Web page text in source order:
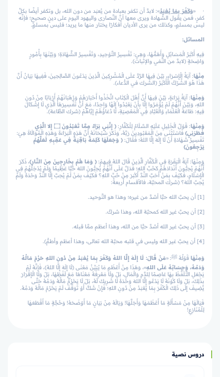
· «وَكَفَرَ بِمَا يُعْبَدُ»: لابدَّ أن تكفر بعبادة من يُعبَد من دون الله، بل وتكفر أيضًا بكلِّ
كفرٍ، فمن يقول الشَّهادة ويرى معها أنَّ النَّصارى واليهود اليوم على دينٍ صحيحٍ؛ فإنَّه
ليس بمسلمٍ، وكذلك من يرى الأديان أفكارًا يختار منها ما يريد؛ فليس بمسلمٍ.
المسائل:
فِيهِ أَكْبَرُ الْمَسَائِلِ وَأَهَمُّهَا، وَهِيَ: تَفْسِيرُ التَّوْحِيدِ، وَتَفْسِيرُ الشَّهَادَةِ؛ وَبَيَّنَهَا بِأُمُورٍ
وَاضِحَةٍ (لابدَّ من النَّفي والإثبات).
مِنْهَا: آيَةُ الْإِسْرَاءِ، بَيَّنَ فِيهَا الرَّدَّ عَلَى الْمُشْرِكِينَ الَّذِينَ يَدْعُونَ الصَّالِحِينَ، فَفِيهَا بَيَانُ أَنَّ
هَذَا هُوَ الشِّرْكُ الْأَكْبَرُ (الشِّرك في الدُّعاء).
وَمِنْهَا: آيَةُ بَرَاءَةٍ، بَيَّنَ فِيهَا أَنَّ أَهْلَ الْكِتَابِ اتَّخَذُوا أَحْبَارَهُمْ وَرُهْبَانَهُمْ أَرْبَابًا مِنْ دُونِ
اللهِ، وَبَيَّنَ أَنَّهُمْ لَمْ يُؤْمَرُوا إِلَّا بِأَنْ يَعْبُدُوا إِلَهًا وَاحِدًا، مَعَ أَنَّ تَفْسِيرَهَا الَّذِي لَا إِشْكَالَ
فِيهِ: طَاعَةُ الْعُلَمَاءِ وْالْعُبَّادِ فِي الْمَعْصِيَةِ، لَا دُعَاؤُهُمْ إِيَّاهُمْ (شرك الطَّاعة).
وَمِنْهَا: قَوْلُ الْخَلِيلِ عَلَيْهِ السَّلَامُ لِلْكُفَّارِ:
﴿ إِنَّنِي بَرَاءٌ مِمَّا تَعْبُدُونَ ۝ إِلا الَّذِي
فَطَرَنِي﴾ فَاسْتَثْنَى مِنَ الْمَعْبُودِينَ رَبَّهُ، وَذَكَرَ سُبْحَانَهُ أَنَّ هَذِهِ الْبَرَاءَةَ وَهَذِهِ الْمُوَالَاةَ هِيَ:
تَفْسِيرُ شَهَادَةِ أَنْ لَا إِلَهَ إِلَّا اللهُ؛ فَقَالَ: ﴿ وَجَعَلَهَا كَلِمَةً بَاقِيَةً فِي عَقِبِهِ لَعَلَّهُمْ
يَرْجِعُونَ﴾
وَمِنْهَا: آيَةُ الْبَقَرَةِ فِي الْكُفَّارِ الَّذِينَ قَالَ اللهُ فِيهِمْ: ﴿ وَمَا هُمْ بِخَارِجِينَ مِنَ النَّارِ﴾، ذَكَرَ
أَنَّهُمْ يُحِبُّونَ أَنْدَادَهُمْ كَحُبِّ اللهِ؛ فَدَلَّ عَلَى أَنَّهُمْ يُحِبُّونَ اللهَ حُبًّا عَظِيمًا وَلَمْ يُدْخِلْهُمْ فِي
الْإِسْلَامِ، فَكَيْفَ بِمَنْ أَحَبَّ النِّدَّ أَكْبَرَ مِنْ حُبِّ اللهِ؟ فَكَيْفَ بِمَنْ لَمْ يُحِبَّ إِلَّا النِّدَّ وَحْدَهُ وَلَمْ
يُحِبَّ اللهَ؟ (شرك المحبَّة، فالأقسام أربعةٌ:
[1] أن يحبَّ الله حبًّا أشدَّ من غيره؛ وهذا هو التَّوحيد.
[2] أن يحبَّ غير الله كمحبَّة الله، وهذا شركٌ.
[3] أن يحبَّ غير الله أشدَّ حبًّا من الله، وهذا أعظم ممَّا قبله.
[4] أن يحبَّ غير الله وليس في قلبه محبَّة الله تعالى، وهذا أعظم وأطمُّ).
وَمِنْهَا قَوْلُهُ ﷺ: «مَنْ قَالَ: لَا إِلَهَ إِلَّا اللهُ وَكَفَرَ بِمَا يُعْبَدُ مِنْ دُونِ اللهِ حَرُمَ مَالُهُ
وَدَمُهُ، وَحِسَابُهُ عَلَى اللهِ»، وَهَذَا مِنْ أَعْظَمِ مَا يُبَيِّنُ مَعْنَى (لَا إِلَهَ إِلَّا اللهُ)، فَإِنَّهُ لَمْ
يَجْعَلِ التَّلَفُّظَ بِهَا عَاصِمًا لِلدَّمِ وَالْمَالِ، بَلْ وَلَا مَعْرِفَةَ مَعْنَاهَا مَعَ لَفْظِهَا، بَلْ وَلَا الْإِقْرَارَ
بِذَلِكَ، بَلْ وَلَا كَوْنَهُ لَا يَدْعُو إِلَّا اللهَ وَحْدَهُ لَا شَرِيكَ لَهُ، بَلْ لَا يَحْرُمُ مَالُهُ وَدَمُهُ حَتَّى
يُضِيفَ إِلَى ذَلِكَ الْكُفْرَ بِمَا يُعْبَدُ مِنْ دُونِ اللهِ؛ فَإِنْ شَكَّ أَوْ تَوَقَّفَ لَمْ يَحْرُمْ مَالُهُ وَدَمُهُ.
فَيَالَهَا مِنْ مَسْأَلَةٍ مَا أَعْظَمَهَا وَأَجَلَّهَا! وَيَالَهُ مِنْ بَيَانٍ مَا أَوْضَحَهُ! وَحُجَّةٍ مَا أَقْطَعَهَا
لِلْمُنَازِعِ!
دروس نصية